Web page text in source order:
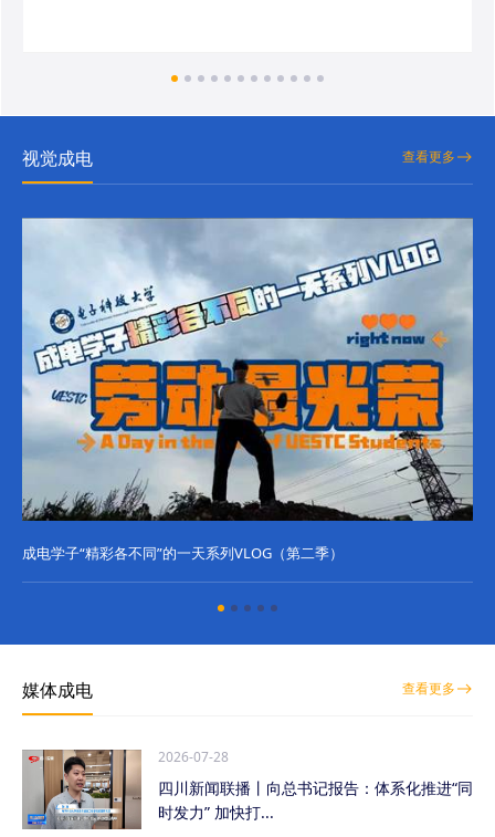
视觉成电 查看更多
成电学子“精彩各不同”的一天系列VLOG（第二季）
媒体成电 查看更多
2026-07-28
四川新闻联播丨向总书记报告：体系化推进“同
时发力” 加快打...